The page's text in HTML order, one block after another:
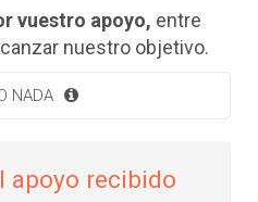
vuestro apoyo, entre
nuestro objetivo.
NADA
apoyo recibido